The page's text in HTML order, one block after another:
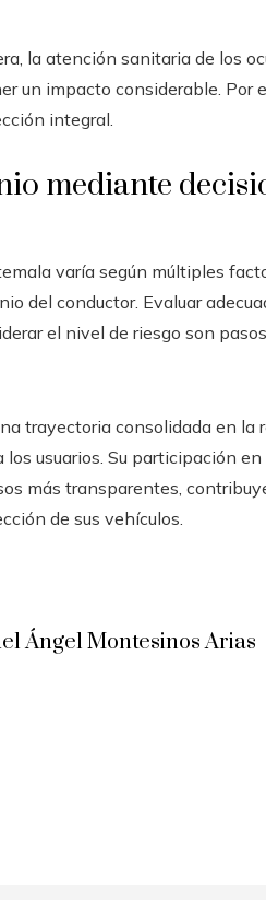
la atención sanitaria de los
un impacto considerable. Por
integral.
mediante
varía según múltiples
del conductor. Evaluar
el nivel de riesgo son
trayectoria consolidada en la
usuarios. Su participación
más transparentes,
de sus vehículos.
Ángel Montesinos Arias